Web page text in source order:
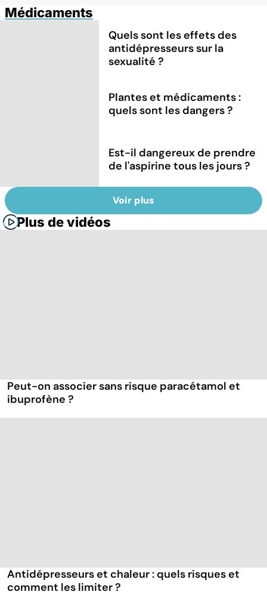
Médicaments
Quels sont les effets des
antidépresseurs sur la
sexualité ?
Plantes et médicaments :
quels sont les dangers ?
Est-il dangereux de prendre
de l'aspirine tous les jours ?
Voir plus
Plus de vidéos
Peut-on associer sans risque paracétamol et
ibuprofène ?
Antidépresseurs et chaleur : quels risques et
comment les limiter ?